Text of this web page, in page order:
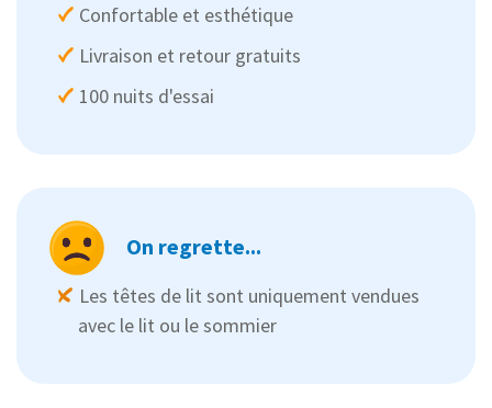
Confortable et esthétique
Livraison et retour gratuits
100 nuits d'essai
On regrette...
Les têtes de lit sont uniquement vendues
avec le lit ou le sommier